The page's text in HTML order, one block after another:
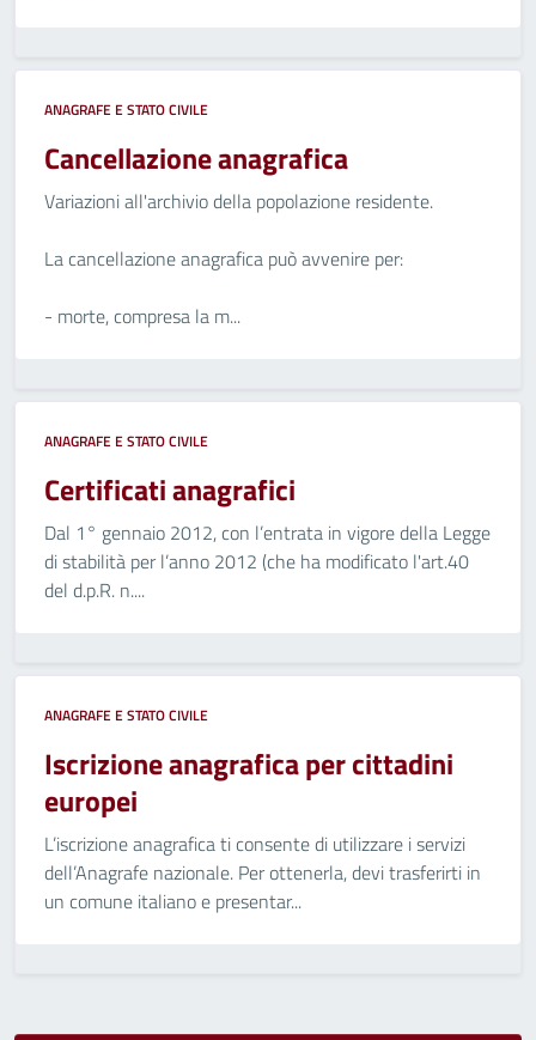
ANAGRAFE E STATO CIVILE
Cancellazione anagrafica
Variazioni all'archivio della popolazione residente.
La cancellazione anagrafica può avvenire per:
- morte, compresa la m...
ANAGRAFE E STATO CIVILE
Certificati anagrafici
Dal 1° gennaio 2012, con l’entrata in vigore della Legge
di stabilità per l’anno 2012 (che ha modificato l'art.40
del d.p.R. n....
ANAGRAFE E STATO CIVILE
Iscrizione anagrafica per cittadini
europei
L’iscrizione anagrafica ti consente di utilizzare i servizi
dell’Anagrafe nazionale. Per ottenerla, devi trasferirti in
un comune italiano e presentar...